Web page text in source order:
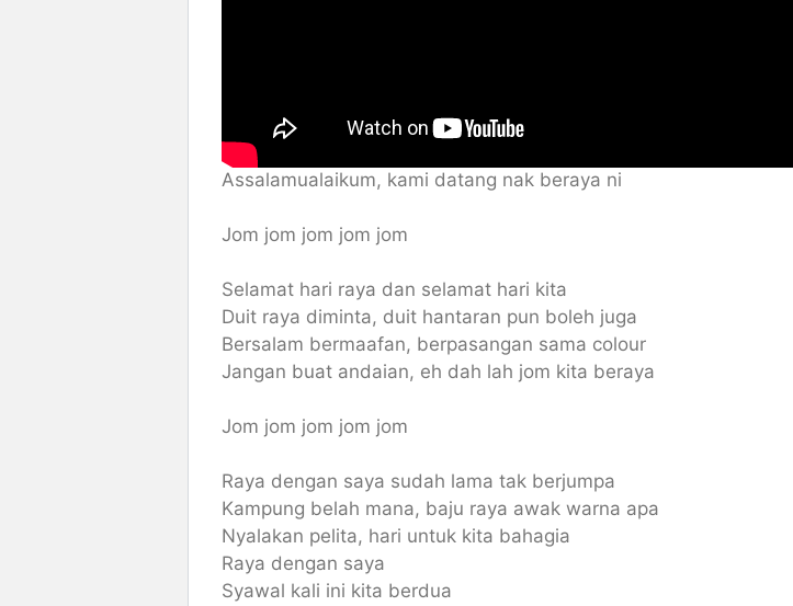
Assalamualaikum, kami datang nak beraya ni
Jom jom jom jom jom
Selamat hari raya dan selamat hari kita
Duit raya diminta, duit hantaran pun boleh juga
Bersalam bermaafan, berpasangan sama colour
Jangan buat andaian, eh dah lah jom kita beraya
Jom jom jom jom jom
Raya dengan saya sudah lama tak berjumpa
Kampung belah mana, baju raya awak warna apa
Nyalakan pelita, hari untuk kita bahagia
Raya dengan saya
Syawal kali ini kita berdua